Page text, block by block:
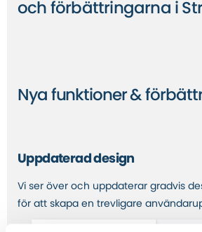
och förbättringarna i
Nya funktioner &
Uppdaterad design
Vi ser över och uppdaterar gradvis
för att skapa en trevligare